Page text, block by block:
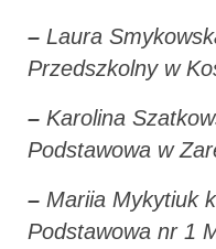
– Laura
Przedszkolny w
– Karolina
Podstawowa w
– Mariia Mykytiuk
Podstawowa nr 1